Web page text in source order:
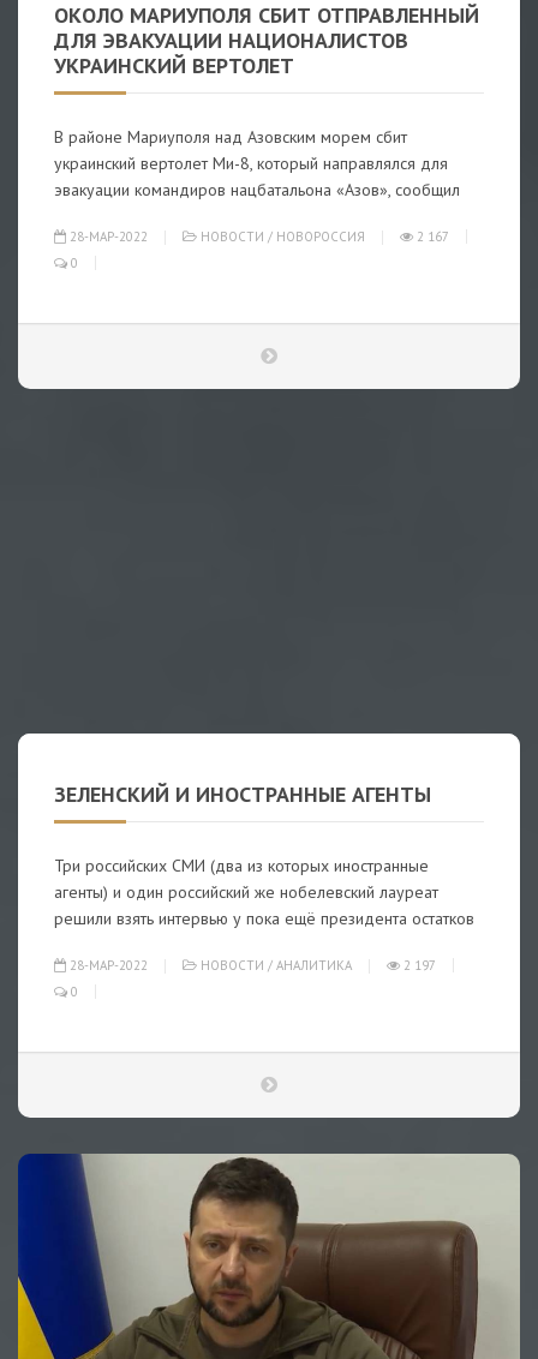
ОКОЛО МАРИУПОЛЯ СБИТ ОТПРАВЛЕННЫЙ
ДЛЯ ЭВАКУАЦИИ НАЦИОНАЛИСТОВ
УКРАИНСКИЙ ВЕРТОЛЕТ
В районе Мариуполя над Азовским морем сбит
украинский вертолет Ми-8, который направлялся для
эвакуации командиров нацбатальона «Азов», сообщил
28-МАР-2022 НОВОСТИ / НОВОРОССИЯ
2 167
0
ЗЕЛЕНСКИЙ И ИНОСТРАННЫЕ АГЕНТЫ
Три российских СМИ (два из которых иностранные
агенты) и один российский же нобелевский лауреат
решили взять интервью у пока ещё президента остатков
28-МАР-2022 НОВОСТИ / АНАЛИТИКА
2 197
0